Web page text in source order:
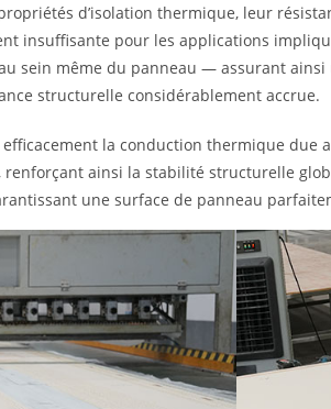
d’isolation thermique, leur
insuffisante pour les applications
sein même du panneau — assurant
structurelle considérablement accrue.
la conduction thermique due
ainsi la stabilité structurelle
une surface de panneau